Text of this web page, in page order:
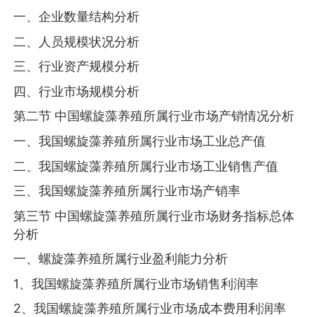
一、企业数量结构分析
二、人员规模状况分析
三、行业资产规模分析
四、行业市场规模分析
第二节 中国螺旋藻养殖所属行业市场产销情况分析
一、我国螺旋藻养殖所属行业市场工业总产值
二、我国螺旋藻养殖所属行业市场工业销售产值
三、我国螺旋藻养殖所属行业市场产销率
第三节 中国螺旋藻养殖所属行业市场财务指标总体
分析
一、螺旋藻养殖所属行业盈利能力分析
1、我国螺旋藻养殖所属行业市场销售利润率
2、我国螺旋藻养殖所属行业市场成本费用利润率